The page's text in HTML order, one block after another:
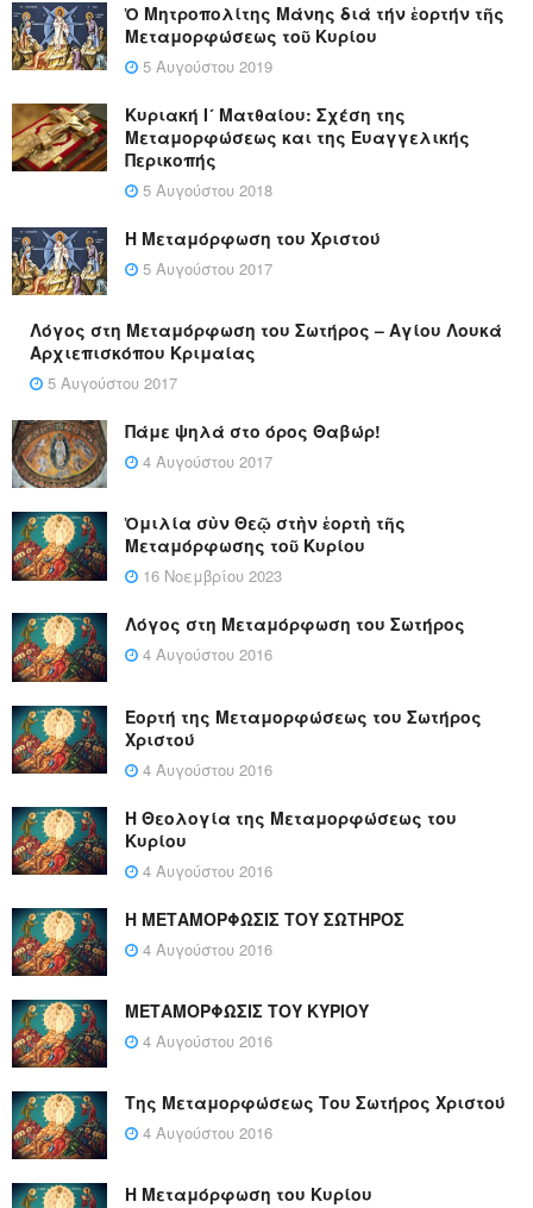
Ὁ Μητροπολίτης Μάνης διά τήν ἑορτήν τῆς
Μεταμορφώσεως τοῦ Κυρίου
5 Αυγούστου 2019
Κυριακή Ι´ Ματθαίου: Σχέση της
Μεταμορφώσεως και της Ευαγγελικής
Περικοπής
5 Αυγούστου 2018
Η Μεταμόρφωση του Χριστού
5 Αυγούστου 2017
Λόγος στη Μεταμόρφωση του Σωτήρος – Αγίου Λουκά
Αρχιεπισκόπου Κριμαίας
5 Αυγούστου 2017
Πάμε ψηλά στο όρος Θαβώρ!
4 Αυγούστου 2017
Ὁμιλία σὺν Θεῷ στὴν ἑορτὴ τῆς
Μεταμόρφωσης τοῦ Κυρίου
16 Νοεμβρίου 2023
Λόγος στη Μεταμόρφωση του Σωτήρος
4 Αυγούστου 2016
Εορτή της Μεταμορφώσεως του Σωτήρος
Χριστού
4 Αυγούστου 2016
Η Θεολογία της Μεταμορφώσεως του
Κυρίου
4 Αυγούστου 2016
Η ΜΕΤΑΜΟΡΦΩΣΙΣ ΤΟΥ ΣΩΤΗΡΟΣ
4 Αυγούστου 2016
ΜΕΤΑΜΟΡΦΩΣΙΣ ΤΟΥ ΚΥΡΙΟΥ
4 Αυγούστου 2016
Της Μεταμορφώσεως Του Σωτήρος Χριστού
4 Αυγούστου 2016
Η Μεταμόρφωση του Κυρίου